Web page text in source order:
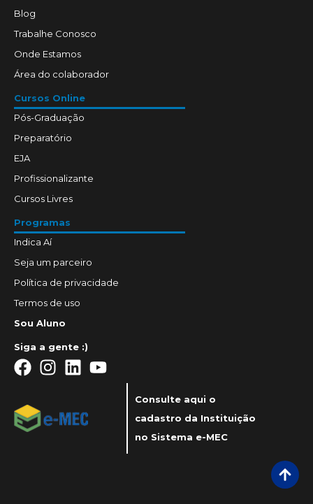
Blog
Trabalhe Conosco
Onde Estamos
Área do colaborador
Cursos Online
Pós-Graduação
Preparatório
EJA
Profissionalizante
Cursos Livres
Programas
Indica Aí
Seja um parceiro
Política de privacidade
Termos de uso
Sou Aluno
Siga a gente :)
Consulte aqui o
cadastro da Instituição
no Sistema e-MEC